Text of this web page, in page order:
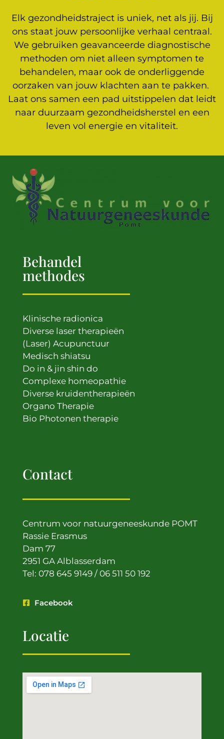
Elk gezondheidstraject is uniek, net als jij. Bij
ons staat jouw persoonlijke verhaal centraal.
We gebruiken geavanceerde diagnostische
methoden om niet alleen symptomen te
behandelen, maar ook de onderliggende
oorzaken van jouw klachten aan te pakken.
Laat ons samen een pad uitstippelen dat leidt
naar duurzaam gezondheidsherstel en een
leven vol energie en vitaliteit.
Behandel
methodes
Klinische radionica
Diverse laser therapieën
(Laser) Acupunctuur
Medisch shiatsu
Do in & jin shin do
Complexe homeopathie
Diverse kruidentherapieën
Organo Therapie
Bio Photonen therapie
Contact
Centrum voor natuurgeneeskunde POMT
Rassie Erasmus
Dam 77
2951 GA Alblasserdam
Tel: 078 645 9149 / 06 511 50 192
Facebook
Locatie